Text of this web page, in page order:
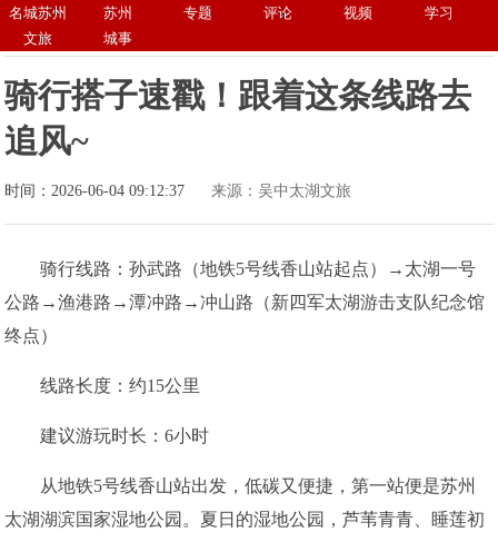
名城苏州 苏州 专题 评论 视频
学习
文旅
城事
骑行搭子速戳！跟着这条线路去
追风~
时间：2026-06-04 09:12:37 来源：吴中太湖文旅
骑行线路：孙武路（地铁5号线香山站起点）→太湖一号
公路→渔港路→潭冲路→冲山路（新四军太湖游击支队纪念馆
终点）
线路长度：约15公里
建议游玩时长：6小时
从地铁5号线香山站出发，低碳又便捷，第一站便是苏州
太湖湖滨国家湿地公园。夏日的湿地公园，芦苇青青、睡莲初